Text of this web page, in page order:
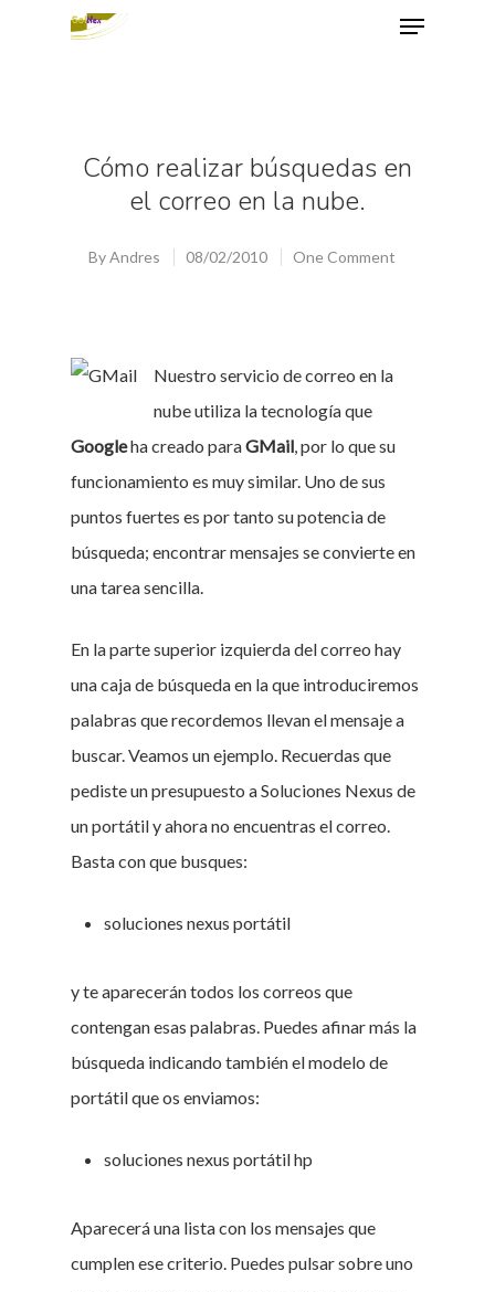
Cómo realizar búsquedas en
el correo en la nube.
ByAndres 08/02/2010 One Comment
Nuestro servicio de correo en la
nube utiliza la tecnología que
Googleha creado paraGMail, por lo que su
funcionamiento es muy similar. Uno de sus
puntos fuertes es por tanto su potencia de
búsqueda; encontrar mensajes se convierte en
una tarea sencilla.
En la parte superior izquierda del correo hay
una caja de búsqueda en la que introduciremos
palabras que recordemos llevan el mensaje a
buscar. Veamos un ejemplo. Recuerdas que
pediste un presupuesto a Soluciones Nexus de
un portátil y ahora no encuentras el correo.
Basta con que busques:
soluciones nexus portátil
y te aparecerán todos los correos que
contengan esas palabras. Puedes afinar más la
búsqueda indicando también el modelo de
portátil que os enviamos:
soluciones nexus portátil hp
Aparecerá una lista con los mensajes que
cumplen ese criterio. Puedes pulsar sobre uno